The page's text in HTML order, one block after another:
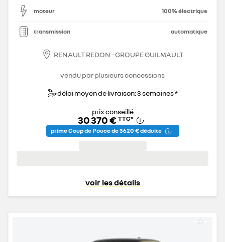
moteur 100% électrique
transmission automatique
RENAULT REDON - GROUPE GUILMAULT
vendu par plusieurs concessions
délai moyen de livraison: 3 semaines *
prix conseillé
30 370 € TTC*
prime Coup de Pouce de 3 620 € déduite
voir les détails